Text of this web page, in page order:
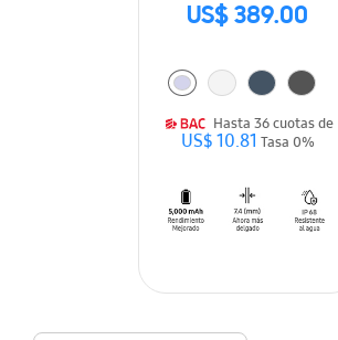
US$ 389.00
Hasta 36 cuotas de
US$ 10.81 Tasa 0%